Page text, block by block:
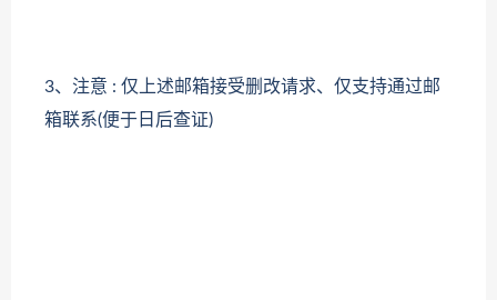
3、注意 : 仅上述邮箱接受删改请求、仅支持通过邮
箱联系(便于日后查证)